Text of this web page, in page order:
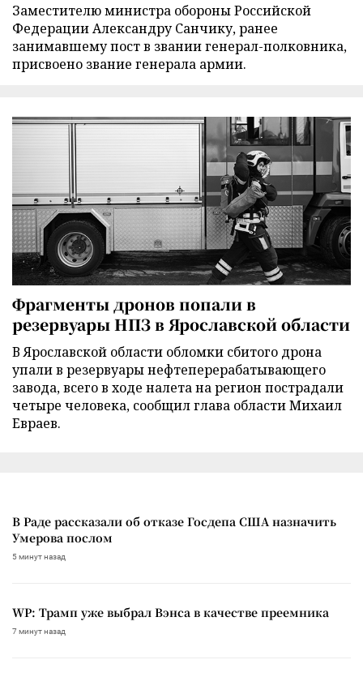
Заместителю министра обороны Российской
Федерации Александру Санчику, ранее
занимавшему пост в звании генерал-полковника,
присвоено звание генерала армии.
Фрагменты дронов попали в
резервуары НПЗ в Ярославской области
В Ярославской области обломки сбитого дрона
упали в резервуары нефтеперерабатывающего
завода, всего в ходе налета на регион пострадали
четыре человека, сообщил глава области Михаил
Евраев.
В Раде рассказали об отказе Госдепа США назначить
Умерова послом
5 минут назад
WP: Трамп уже выбрал Вэнса в качестве преемника
7 минут назад